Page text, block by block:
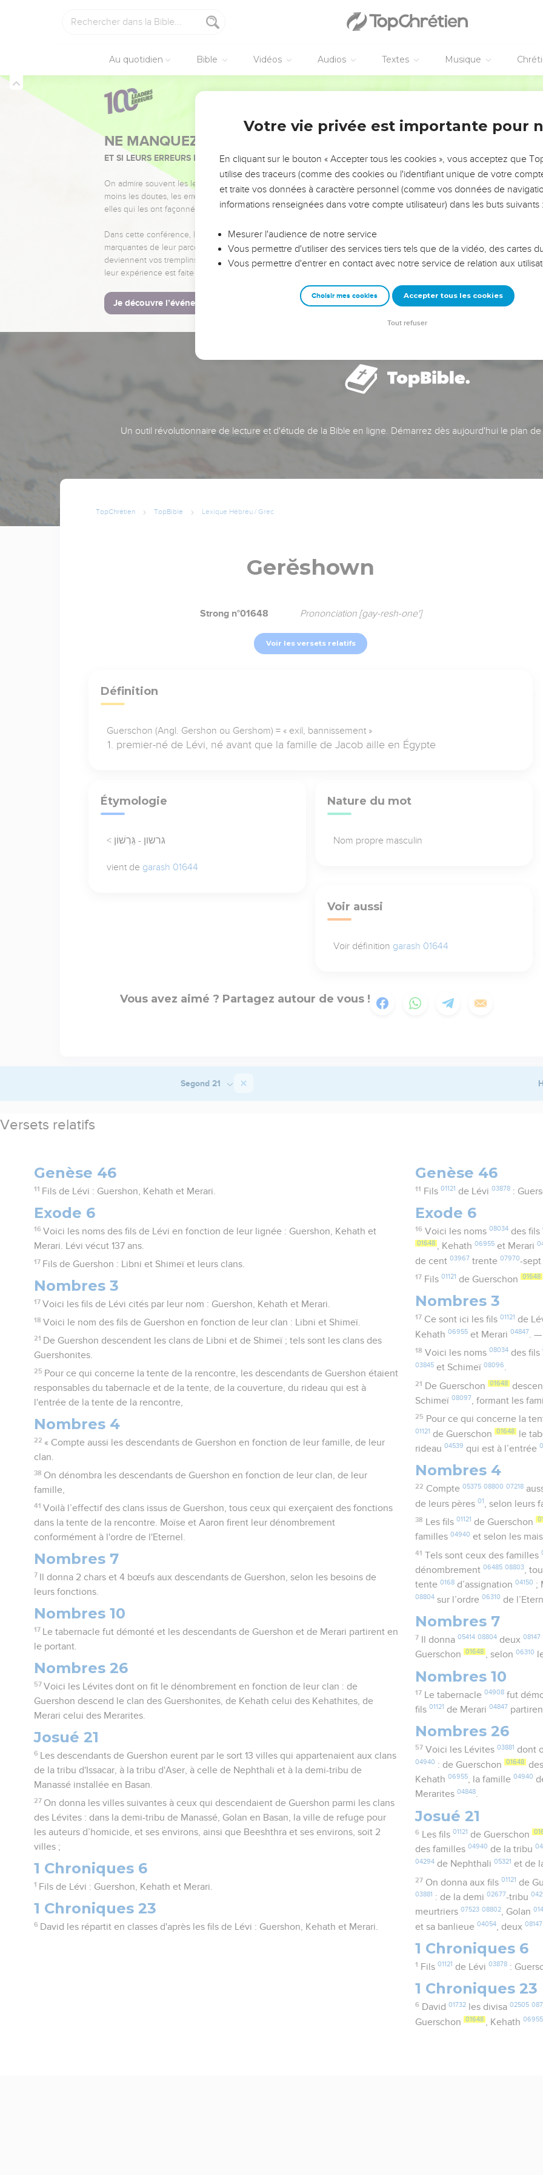
Au quotidien Bible Vidéos Audios Textes Musique
NE MANQUEZ PAS L’ÉVÉNEMENT DE L’ANNÉE !
ET SI LEURS ERREURS POUVAIENT VOUS ÉVITER LES VOTRES ?
On admire souvent les leaders pour leurs réussites, leur impact, leur foi ou leur vision. Mais on voit
moins les doutes, les erreurs et les saisons difficiles qu'ils ont traversés, alors même que ce sont
elles qui les ont façonnés.
Dans cette conférence, leaders, entrepreneurs, et responsables reviennent sur les erreurs
marquantes de leur parcours et les clés pour avancer avec plus de sagesse afin que leurs erreurs
deviennent vos tremplins. Que vous guidiez un ministère, une équipe, un groupe ou une famille,
leur expérience est faite pour vous.
Je découvre l’événement
Un outil révolutionnaire de lecture et d'étude de la Bible en ligne. Démarrez dès aujourd'hui le plan
TopChrétien TopBible Lexique Hébreu / Grec
Gerĕshown
Strong n°01648 Prononciation [gay-resh-one']
Voir les versets relatifs
Définition
Guerschon (Angl. Gershon ou Gershom) = « exil, bannissement »
premier-né de Lévi, né avant que la famille de Jacob aille en Égypte
Étymologie
< גרשון - גֵּרְשׁוֹן
vient de garash 01644
Nature du mot
Nom propre masculin
Voir aussi
Voir définition garash 01644
Vous avez aimé ? Partagez autour de vous !
Segond 21
Versets relatifs
Genèse 46
11 Fils de Lévi : Guershon, Kehath et Merari.
Exode 6
16 Voici les noms des fils de Lévi en fonction de leur lignée : Guershon, Kehath et
Merari. Lévi vécut 137 ans.
17 Fils de Guershon : Libni et Shimeï et leurs clans.
Nombres 3
17 Voici les fils de Lévi cités par leur nom : Guershon, Kehath et Merari.
18 Voici le nom des fils de Guershon en fonction de leur clan : Libni et Shimeï.
21 De Guershon descendent les clans de Libni et de Shimeï ; tels sont les clans des
Guershonites.
25 Pour ce qui concerne la tente de la rencontre, les descendants de Guershon étaient
responsables du tabernacle et de la tente, de la couverture, du rideau qui est à
l'entrée de la tente de la rencontre,
Nombres 4
22 « Compte aussi les descendants de Guershon en fonction de leur famille, de leur
clan.
38 On dénombra les descendants de Guershon en fonction de leur clan, de leur
famille,
41 Voilà l’effectif des clans issus de Guershon, tous ceux qui exerçaient des fonctions
dans la tente de la rencontre. Moïse et Aaron firent leur dénombrement
conformément à l'ordre de l'Eternel.
Nombres 7
7
Il donna 2 chars et 4 bœufs aux descendants de Guershon, selon les besoins de
leurs fonctions.
Nombres 10
17
Le tabernacle fut démonté et les descendants de Guershon et de Merari partirent en
le portant.
Nombres 26
57 Voici les Lévites dont on fit le dénombrement en fonction de leur clan : de
Guershon descend le clan des Guershonites, de Kehath celui des Kehathites, de
Merari celui des Merarites.
Josué 21
6
Les descendants de Guershon eurent par le sort 13 villes qui appartenaient aux clans
de la tribu d'Issacar, à la tribu d'Aser, à celle de Nephthali et à la demi-tribu de
Manassé installée en Basan.
27 On donna les villes suivantes à ceux qui descendaient de Guershon parmi les clans
des Lévites : dans la demi-tribu de Manassé, Golan en Basan, la ville de refuge pour
les auteurs d’homicide, et ses environs, ainsi que Beeshthra et ses environs, soit 2
villes ;
1 Chroniques 6
1 Fils de Lévi : Guershon, Kehath et Merari.
1 Chroniques 23
6 David les répartit en classes d'après les fils de Lévi : Guershon, Kehath et Merari.
Genèse 46
11 Fils 01121 de Lévi 03878:
Exode 6
16 Voici les noms 08034des fils
01648 , Kehath06955 et Merari
de cent03967 trente07970-
17 Fils 01121 de Guerschon 01648
Nombres 3
17 Ce sont ici les fils 01121 de
Kehath06955 et Merari04847 . —
18 Voici les noms 08034des fils
03845 et Schimeï08096.
21 De Guerschon 01648
Schimeï08097, formant les
25 Pour ce qui concerne la
01121 de Guerschon 01648 le
rideau04539 qui est à l’entrée
Nombres 4
22 Compte 05375 08800 07218
de leurs pères01 , selon leurs
38 Les fils 01121 de Guerschon
familles04940 et selon les
41 Tels sont ceux des familles
dénombrement06485 08803,
tente0168 d’assignation04150 ;
08804 sur l’ordre06310 de
Nombres 7
7 Il donna 05414 08804deux 08147
Guerschon 01648 , selon06310
Nombres 10
17 Le tabernacle 04908fut
fils01121 de Merari04847
Nombres 26
57 Voici les Lévites 03881 dont
04940 : de Guerschon 01648
Kehath06955, la famille04940
Merarites04848.
Josué 21
6 Les fils 01121 de Guerschon
des familles04940 de la tribu
04294 de Nephthali05321 et de
27 On donna aux fils 01121 de
03881 : de la demi02677-tribu
meurtriers07523 08802, Golan
et sa banlieue04054 , deux08147
1 Chroniques 6
1 Fils 01121 de Lévi 03878:
1 Chroniques 23
6 David 01732les divisa 02505
Guerschon 01648 , Kehath06955
Votre vie privée est importante pour
En cliquant sur le bouton « Accepter tous les cookies », vous acceptez que
utilise des traceurs (comme des cookies ou l'identifiant unique de votre
et traite vos données à caractère personnel (comme vos données de
informations renseignées dans votre compte utilisateur) dans les buts suivants :
Mesurer l'audience de notre service
Vous permettre d'utiliser des services tiers tels que de la vidéo, des cartes
Vous permettre d'entrer en contact avec notre service de relation aux
Choisir mes cookies Accepter tous les cookies
Tout refuser